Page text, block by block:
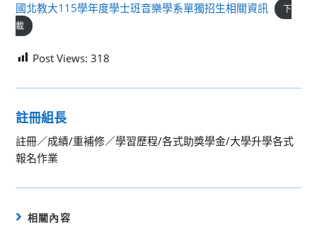
國北教大115學年度學士班音樂學系單獨招生相關資訊
下
載
Post Views: 318
註冊組長
註冊／成績/重補修／學習歷程/各式助獎學金/大學升學各式
報名作業
相關內容